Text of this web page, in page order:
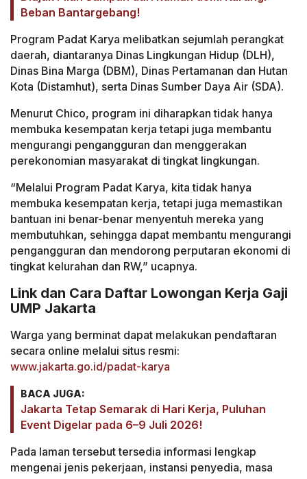
Beban Bantargebang!
Program Padat Karya melibatkan sejumlah perangkat
daerah, diantaranya Dinas Lingkungan Hidup (DLH),
Dinas Bina Marga (DBM), Dinas Pertamanan dan Hutan
Kota (Distamhut), serta Dinas Sumber Daya Air (SDA).
Menurut Chico, program ini diharapkan tidak hanya
membuka kesempatan kerja tetapi juga membantu
mengurangi pengangguran dan menggerakan
perekonomian masyarakat di tingkat lingkungan.
“Melalui Program Padat Karya, kita tidak hanya
membuka kesempatan kerja, tetapi juga memastikan
bantuan ini benar-benar menyentuh mereka yang
membutuhkan, sehingga dapat membantu mengurangi
pengangguran dan mendorong perputaran ekonomi di
tingkat kelurahan dan RW,” ucapnya.
Link dan Cara Daftar Lowongan Kerja Gaji
UMP Jakarta
Warga yang berminat dapat melakukan pendaftaran
secara online melalui situs resmi:
www.jakarta.go.id/padat-karya⁠
BACA JUGA:
Jakarta Tetap Semarak di Hari Kerja, Puluhan
Event Digelar pada 6–9 Juli 2026!
Pada laman tersebut tersedia informasi lengkap
mengenai jenis pekerjaan, instansi penyedia, masa